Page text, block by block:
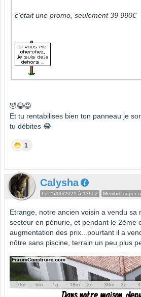
c'était une promo, seulement 39 990€
🤣😂😅
Et tu rentabilises bien ton panneau je
tu débites 😂
1
Calysha
Le 25/06/2021 à 13h02 Membre super
Etrange, notre ancien voisin a vendu sa
secteur en pénurie, et pendant le 2ème
augmentation des prix...pourtant il a
nôtre sans piscine, terrain un peu plus